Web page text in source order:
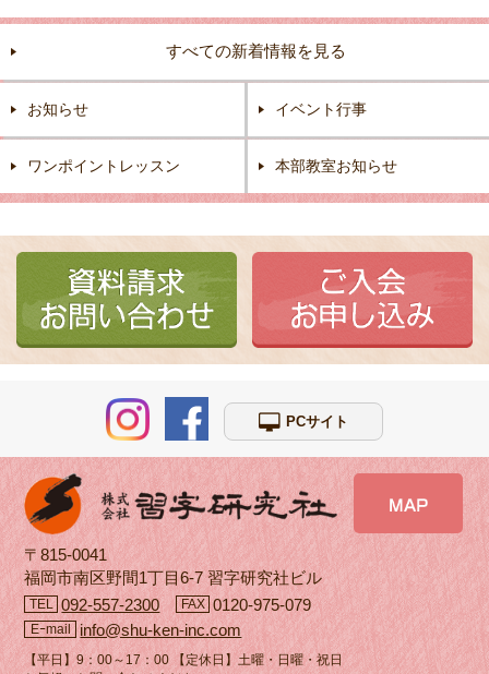
すべての新着情報を見る
お知らせ イベント行事
ワンポイントレッスン 本部教室お知らせ
PCサイト
〒815-0041
福岡市南区野間1丁目6-7 習字研究社ビル
TEL 092-557-2300 FAX 0120-975-079
Eｰmail info@shu-ken-inc.com
【平日】9：00～17：00 【定休日】土曜・日曜・祝日